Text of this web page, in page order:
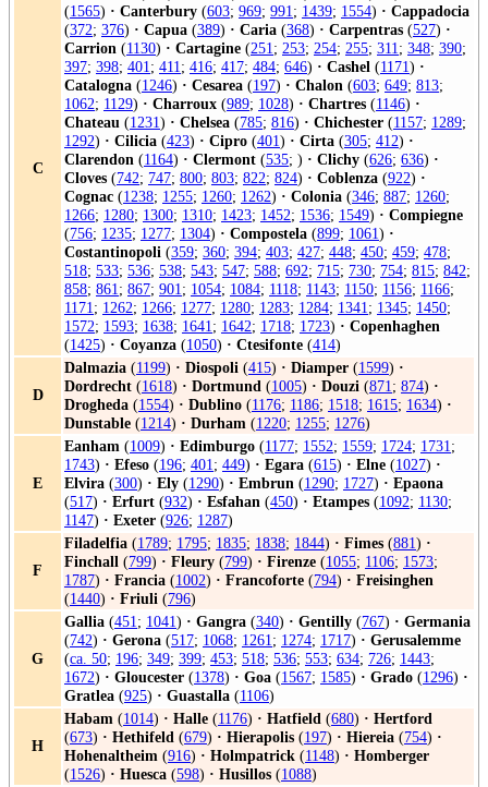
C
(1565) · Canterbury (603; 969; 991; 1439; 1554) · Cappadocia
(372; 376) · Capua (389) · Caria (368) · Carpentras (527) ·
Carrion (1130) · Cartagine (251; 253; 254; 255; 311; 348; 390;
397; 398; 401; 411; 416; 417; 484; 646) · Cashel (1171) ·
Catalogna (1246) · Cesarea (197) · Chalon (603; 649; 813;
1062; 1129) · Charroux (989; 1028) · Chartres (1146) ·
Chateau (1231) · Chelsea (785; 816) · Chichester (1157; 1289;
1292) · Cilicia (423) · Cipro (401) · Cirta (305; 412) ·
Clarendon (1164) · Clermont (535; ) · Clichy (626; 636) ·
Cloves (742; 747; 800; 803; 822; 824) · Coblenza (922) ·
Cognac (1238; 1255; 1260; 1262) · Colonia (346; 887; 1260;
1266; 1280; 1300; 1310; 1423; 1452; 1536; 1549) · Compiegne
(756; 1235; 1277; 1304) · Compostela (899; 1061) ·
Costantinopoli (359; 360; 394; 403; 427; 448; 450; 459; 478;
518; 533; 536; 538; 543; 547; 588; 692; 715; 730; 754; 815; 842;
858; 861; 867; 901; 1054; 1084; 1118; 1143; 1150; 1156; 1166;
1171; 1262; 1266; 1277; 1280; 1283; 1284; 1341; 1345; 1450;
1572; 1593; 1638; 1641; 1642; 1718; 1723) · Copenhaghen
(1425) · Coyanza (1050) · Ctesifonte (414)
D
Dalmazia (1199) · Diospoli (415) · Diamper (1599) ·
Dordrecht (1618) · Dortmund (1005) · Douzi (871; 874) ·
Drogheda (1554) · Dublino (1176; 1186; 1518; 1615; 1634) ·
Dunstable (1214) · Durham (1220; 1255; 1276)
E
Eanham (1009) · Edimburgo (1177; 1552; 1559; 1724; 1731;
1743) · Efeso (196; 401; 449) · Egara (615) · Elne (1027) ·
Elvira (300) · Ely (1290) · Embrun (1290; 1727) · Epaona
(517) · Erfurt (932) · Esfahan (450) · Etampes (1092; 1130;
1147) · Exeter (926; 1287)
F
Filadelfia (1789; 1795; 1835; 1838; 1844) · Fimes (881) ·
Finchall (799) · Fleury (799) · Firenze (1055; 1106; 1573;
1787) · Francia (1002) · Francoforte (794) · Freisinghen
(1440) · Friuli (796)
G
Gallia (451; 1041) · Gangra (340) · Gentilly (767) · Germania
(742) · Gerona (517; 1068; 1261; 1274; 1717) · Gerusalemme
(ca. 50; 196; 349; 399; 453; 518; 536; 553; 634; 726; 1443;
1672) · Gloucester (1378) · Goa (1567; 1585) · Grado (1296) ·
Gratlea (925) · Guastalla (1106)
H
Habam (1014) · Halle (1176) · Hatfield (680) · Hertford
(673) · Hethifeld (679) · Hierapolis (197) · Hiereia (754) ·
Hohenaltheim (916) · Holmpatrick (1148) · Homberger
(1526) · Huesca (598) · Husillos (1088)